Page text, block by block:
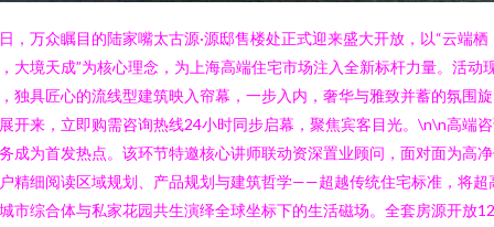
，万众瞩目的陆家嘴太古源·源邸售楼处正式迎来盛大开放，以“云端栖
大境天成”为核心理念，为上海高端住宅市场注入全新标杆力量。活动
独具匠心的流线型建筑映入帘幕，一步入内，奢华与雅致并蓄的氛围
开来，立即购需咨询热线24小时同步启幕，聚焦宾客目光。\n\n高端
成为首发热点。该环节特邀核心讲师联动资深置业顾问，面对面为高
精细阅读区域规划、产品规划与建筑哲学——超越传统住宅标准，将超
市综合体与私家花园共生演绎全球坐标下的生活磁场。全套房源开放